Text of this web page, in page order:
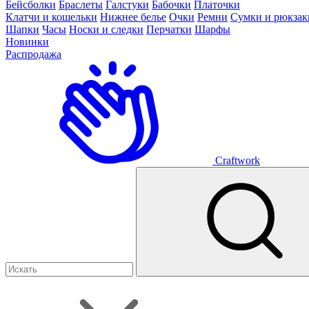
Бейсболки Браслеты Галстуки Бабочки Платочки
Клатчи и кошельки Нижнее белье Очки Ремни Сумки и
Шапки Часы Носки и следки Перчатки Шарфы
Новинки
Распродажа
Craftwork